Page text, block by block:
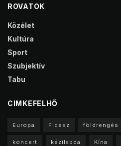
ROVATOK
Közélet
Kultúra
Sport
Szubjektív
Tabu
CIMKEFELHŐ
Europa Fidesz földrengés
koncert kézilabda Kína